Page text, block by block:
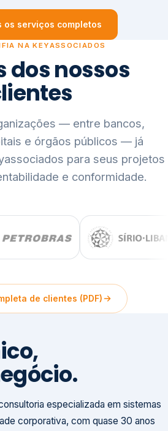
os serviços completos
NA KEYASSOCIADOS
dos nossos
— entre bancos,
e órgãos públicos — já
para seus projetos
e conformidade.
de clientes (PDF)
especializada em sistemas
corporativa, com quase 30 anos